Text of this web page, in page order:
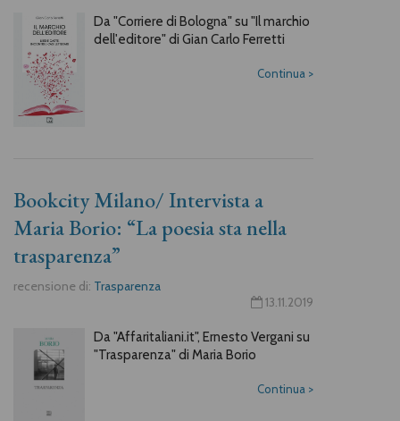
Da "Corriere di Bologna" su "Il marchio
dell'editore" di Gian Carlo Ferretti
Continua >
Bookcity Milano/ Intervista a
Maria Borio: “La poesia sta nella
trasparenza”
recensione di: Trasparenza
13.11.2019
Da "Affaritaliani.it", Ernesto Vergani su
"Trasparenza" di Maria Borio
Continua >